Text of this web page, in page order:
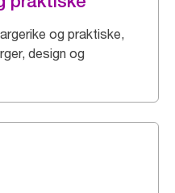
og praktiske,
design og